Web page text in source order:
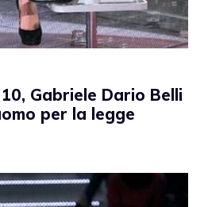
Gabriele Dario Belli
per la legge